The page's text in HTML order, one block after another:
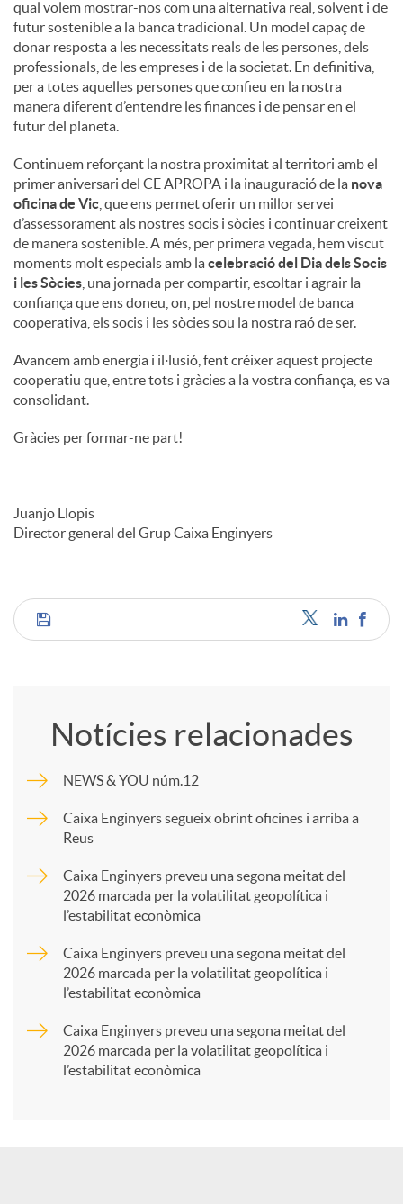
qual volem mostrar-nos com una alternativa real, solvent i de
futur sostenible a la banca tradicional. Un model capaç de
donar resposta a les necessitats reals de les persones, dels
professionals, de les empreses i de la societat. En definitiva,
per a totes aquelles persones que confieu en la nostra
manera diferent d’entendre les finances i de pensar en el
futur del planeta.
Continuem reforçant la nostra proximitat al territori amb el
primer aniversari del CE APROPA i la inauguració de la nova
oficina de Vic , que ens permet oferir un millor servei
d’assessorament als nostres socis i sòcies i continuar creixent
de manera sostenible. A més, per primera vegada, hem viscut
moments molt especials amb lacelebració del Dia dels Socis
i les Sòcies , una jornada per compartir, escoltar i agrair la
confiança que ens doneu, on, pel nostre model de banca
cooperativa, els socis i les sòcies sou la nostra raó de ser.
Avancem amb energia i il·lusió, fent créixer aquest projecte
cooperatiu que, entre tots i gràcies a la vostra confiança, es va
consolidant.
Gràcies per formar-ne part!
Juanjo Llopis
Director general del Grup Caixa Enginyers
C
m
p
a
Notícies relacionades
NEWS & YOU núm.12
Caixa Enginyers segueix obrint oficines i arriba a
Reus
Caixa Enginyers preveu una segona meitat del
2026 marcada per la volatilitat geopolítica i
l’estabilitat econòmica
Caixa Enginyers preveu una segona meitat del
2026 marcada per la volatilitat geopolítica i
l’estabilitat econòmica
Caixa Enginyers preveu una segona meitat del
2026 marcada per la volatilitat geopolítica i
l’estabilitat econòmica